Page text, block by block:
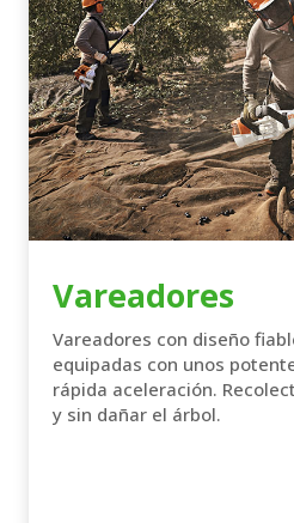
Vareadores
Vareadores con diseño
equipadas con unos
rápida aceleración.
y sin dañar el árbol.